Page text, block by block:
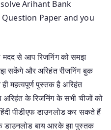
Arihant Bank
Paper and you
मदद से आप रिजनिंग को समझ
सकेंगे और अरिहंत रीजनिंग बुक
महत्वपूर्ण पुस्तक है अरिहंत
के रिजनिंग के सभी चीजों को
पीडीएफ डाउनलोड कर सकते हैं
डाउनलोड बाय आरके झा पुस्तक